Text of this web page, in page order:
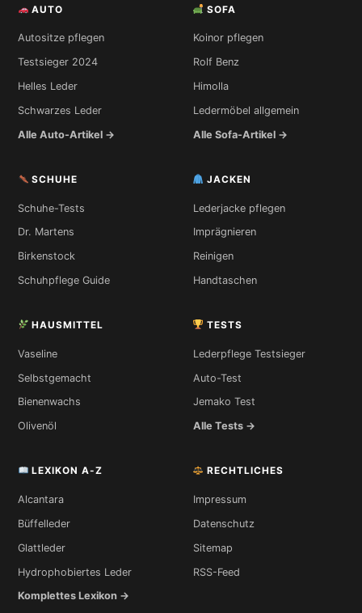
AUTO
Autositze pflegen
Testsieger 2024
Helles Leder
Schwarzes Leder
Alle Auto-Artikel →
SOFA
Koinor pflegen
Rolf Benz
Himolla
Ledermöbel allgemein
Alle Sofa-Artikel →
SCHUHE
Schuhe-Tests
Dr. Martens
Birkenstock
Schuhpflege Guide
JACKEN
Lederjacke pflegen
Imprägnieren
Reinigen
Handtaschen
HAUSMITTEL
Vaseline
Selbstgemacht
Bienenwachs
Olivenöl
TESTS
Lederpflege Testsieger
Auto-Test
Jemako Test
Alle Tests →
LEXIKON A-Z
Alcantara
Büffelleder
Glattleder
Hydrophobiertes Leder
Komplettes Lexikon →
RECHTLICHES
Impressum
Datenschutz
Sitemap
RSS-Feed